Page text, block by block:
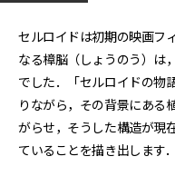
セルロイドは初期の映画フ
なる樟脳（しょうのう）は
でした．「セルロイドの物
りながら，その背景にある
がらせ，そうした構造が現
ていることを描き出します．